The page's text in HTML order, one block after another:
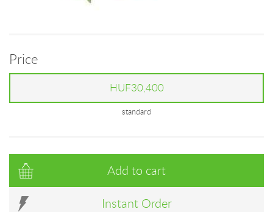
Price
HUF30,400
standard
Add to cart
Instant Order